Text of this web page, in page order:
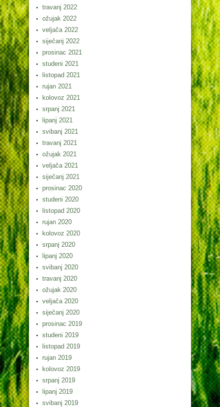
travanj 2022
ožujak 2022
veljača 2022
siječanj 2022
prosinac 2021
studeni 2021
listopad 2021
rujan 2021
kolovoz 2021
srpanj 2021
lipanj 2021
svibanj 2021
travanj 2021
ožujak 2021
veljača 2021
siječanj 2021
prosinac 2020
studeni 2020
listopad 2020
rujan 2020
kolovoz 2020
srpanj 2020
lipanj 2020
svibanj 2020
travanj 2020
ožujak 2020
veljača 2020
siječanj 2020
prosinac 2019
studeni 2019
listopad 2019
rujan 2019
kolovoz 2019
srpanj 2019
lipanj 2019
svibanj 2019